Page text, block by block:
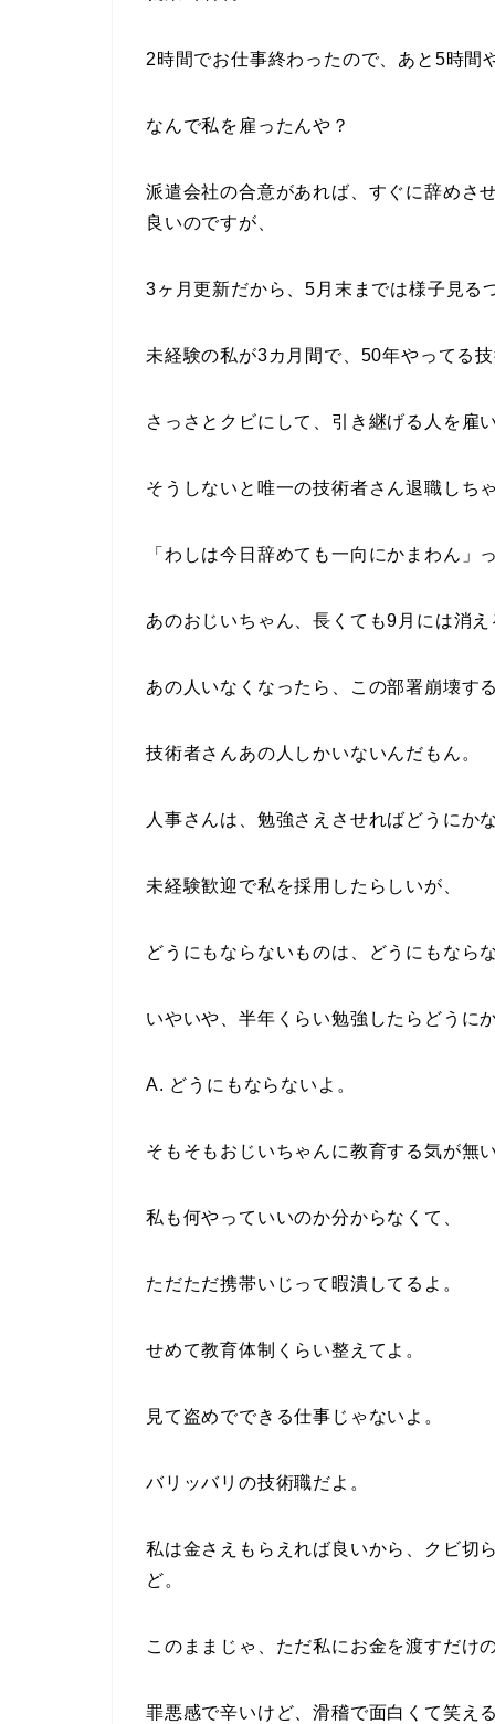
2時間でお仕事終わったので、あと5時間
なんで私を雇ったんや？
派遣会社の合意があれば、すぐに辞めさ
良いのですが、
3ヶ月更新だから、5月末までは様子見る
未経験の私が3カ月間で、50年やってる
さっさとクビにして、引き継げる人を雇
そうしないと唯一の技術者さん退職しちゃ
「わしは今日辞めても一向にかまわん」
あのおじいちゃん、長くても9月には消え
あの人いなくなったら、この部署崩壊す
技術者さんあの人しかいないんだもん。
人事さんは、勉強さえさせればどうにか
未経験歓迎で私を採用したらしいが、
どうにもならないものは、どうにもならな
いやいや、半年くらい勉強したらどうに
A. どうにもならないよ。
そもそもおじいちゃんに教育する気が無
私も何やっていいのか分からなくて、
ただただ携帯いじって暇潰してるよ。
せめて教育体制くらい整えてよ。
見て盗めでできる仕事じゃないよ。
バリッバリの技術職だよ。
私は金さえもらえれば良いから、クビ切
ど。
このままじゃ、ただ私にお金を渡すだけ
罪悪感で辛いけど、滑稽で面白くて笑え